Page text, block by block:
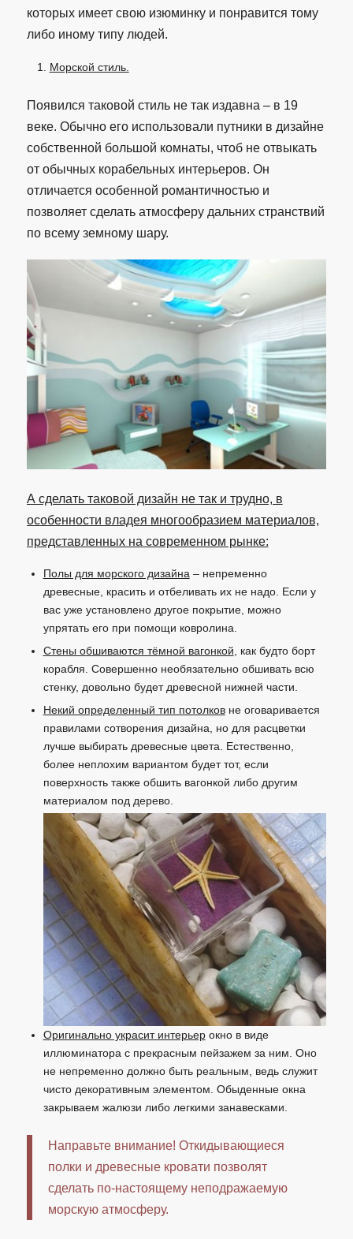
которых имеет свою изюминку и понравится тому
либо иному типу людей.
Морской стиль.
Появился таковой стиль не так издавна – в 19
веке. Обычно его использовали путники в дизайне
собственной большой комнаты, чтоб не отвыкать
от обычных корабельных интерьеров. Он
отличается особенной романтичностью и
позволяет сделать атмосферу дальних странствий
по всему земному шару.
А сделать таковой дизайн не так и трудно, в
особенности владея многообразием материалов,
представленных на современном рынке:
Полы для морского дизайна– непременно
древесные, красить и отбеливать их не надо. Если у
вас уже установлено другое покрытие, можно
упрятать его при помощи ковролина.
Стены обшиваются тёмной вагонкой, как будто борт
корабля. Совершенно необязательно обшивать всю
стенку, довольно будет древесной нижней части.
Некий определенный тип потолковне оговаривается
правилами сотворения дизайна, но для расцветки
лучше выбирать древесные цвета. Естественно,
более неплохим вариантом будет тот, если
поверхность также обшить вагонкой либо другим
материалом под дерево.
Оригинально украсит интерьерокно в виде
иллюминатора с прекрасным пейзажем за ним. Оно
не непременно должно быть реальным, ведь служит
чисто декоративным элементом. Обыденные окна
закрываем жалюзи либо легкими занавесками.
Направьте внимание! Откидывающиеся
полки и древесные кровати позволят
сделать по-настоящему неподражаемую
морскую атмосферу.